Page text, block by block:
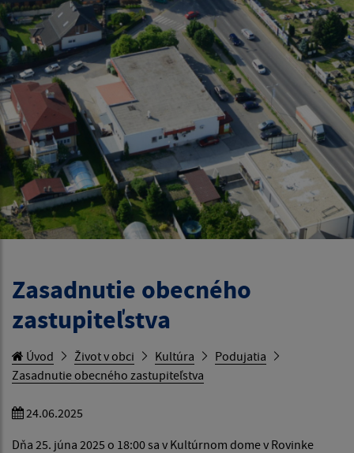
Zasadnutie obecného
zastupiteľstva
Úvod Život v obci Kultúra
Podujatia
Zasadnutie obecného zastupiteľstva
24.06.2025
Dňa 25. júna 2025 o 18:00 sa v Kultúrnom dome v Rovinke